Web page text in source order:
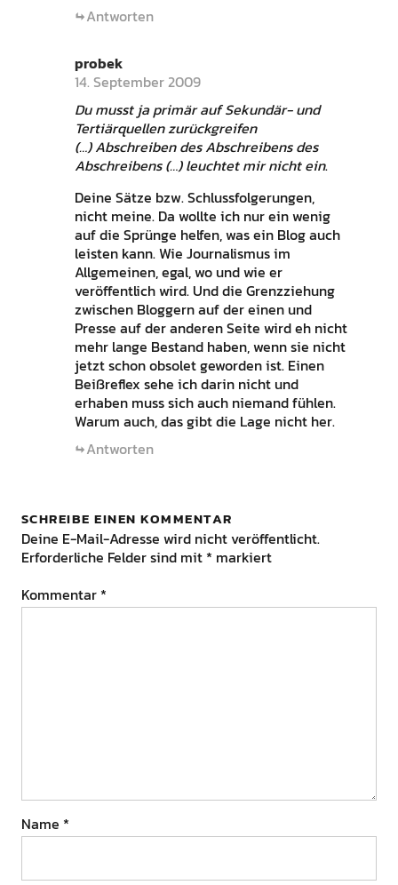
Antworten
probek
14. September 2009
Du musst ja primär auf Sekundär- und
Tertiärquellen zurückgreifen
(…) Abschreiben des Abschreibens des
Abschreibens (…) leuchtet mir nicht ein.
Deine Sätze bzw. Schlussfolgerungen,
nicht meine. Da wollte ich nur ein wenig
auf die Sprünge helfen, was ein Blog auch
leisten kann. Wie Journalismus im
Allgemeinen, egal, wo und wie er
veröffentlich wird. Und die Grenzziehung
zwischen Bloggern auf der einen und
Presse auf der anderen Seite wird eh nicht
mehr lange Bestand haben, wenn sie nicht
jetzt schon obsolet geworden ist. Einen
Beißreflex sehe ich darin nicht und
erhaben muss sich auch niemand fühlen.
Warum auch, das gibt die Lage nicht her.
Antworten
SCHREIBE EINEN KOMMENTAR
Deine E-Mail-Adresse wird nicht veröffentlicht.
Erforderliche Felder sind mit * markiert
Kommentar *
Name *